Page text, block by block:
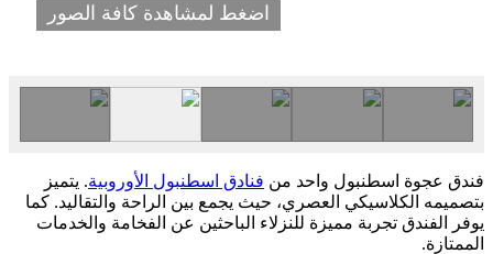
اضغط لمشاهدة كافة الصور
فندق عجوة اسطنبول واحد من فنادق اسطنبول الأوروبية. يتميز
بتصميمه الكلاسيكي العصري، حيث يجمع بين الراحة والتقاليد. كما
يوفر الفندق تجربة مميزة للنزلاء الباحثين عن الفخامة والخدمات
الممتازة.